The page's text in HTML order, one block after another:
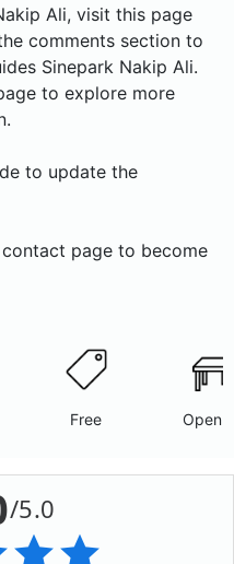
Ali, visit this page
comments section to
Sinepark Nakip Ali.
to explore more
to update the
page to become
Free Open
/5.0